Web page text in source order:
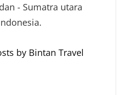
- Sumatra utara
by Bintan Travel